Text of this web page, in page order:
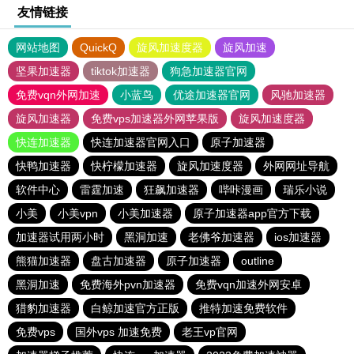
友情链接
网站地图 QuickQ 旋风加速度器
旋风加速
坚果加速器
tiktok加速器
狗急加速器官网
免费vqn外网加速
小蓝鸟 优途加速器官网
风驰加速器
旋风加速器
免费vps加速器外网苹果版
旋风加速度器
快连加速器
快连加速器官网入口
原子加速器
快鸭加速器
快柠檬加速器 旋风加速度器
外网网址导航
软件中心
雷霆加速 狂飙加速器 哔咔漫画
瑞乐小说
小美
小美vpn 小美加速器
原子加速器app官方下载
加速器试用两小时
黑洞加速 老佛爷加速器
ios加速器
熊猫加速器
盘古加速器 原子加速器
outline
黑洞加速
免费海外pvn加速器
免费vqn加速外网安卓
猎豹加速器
白鲸加速官方正版
推特加速免费软件
免费vps
国外vps 加速免费
老王vp官网